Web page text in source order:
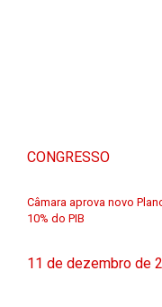
CONGRESSO
Câmara aprova novo
10% do PIB
11 de dezembro de